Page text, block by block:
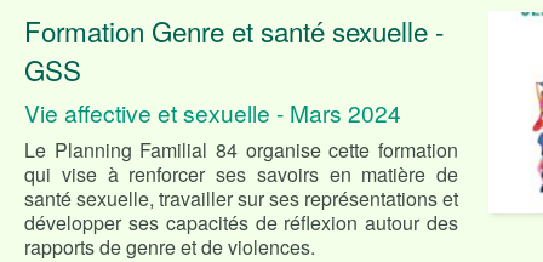
Formation Genre et santé sexuelle -
GSS
Vie affective et sexuelle - Mars 2024
Le Planning Familial 84 organise cette formation
qui vise à renforcer ses savoirs en matière de
santé sexuelle, travailler sur ses représentations et
développer ses capacités de réflexion autour des
rapports de genre et de violences.